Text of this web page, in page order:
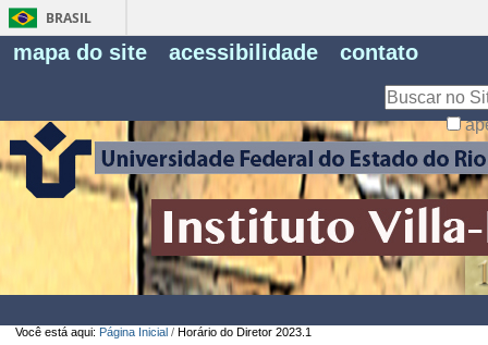
BRASIL
mapa do site acessibilidade contato
Você está aqui: Página Inicial / Horário do Diretor 2023.1